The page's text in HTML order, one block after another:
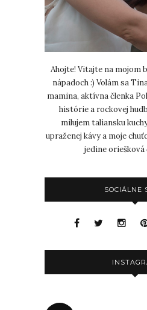
Ahojte! Vitajte na mojom
nápadoch :) Volám sa
mamina, aktívna členka
histórie a rockovej
milujem taliansku
upraženej kávy a moje
jedine oriešková
SOCIÁLNE